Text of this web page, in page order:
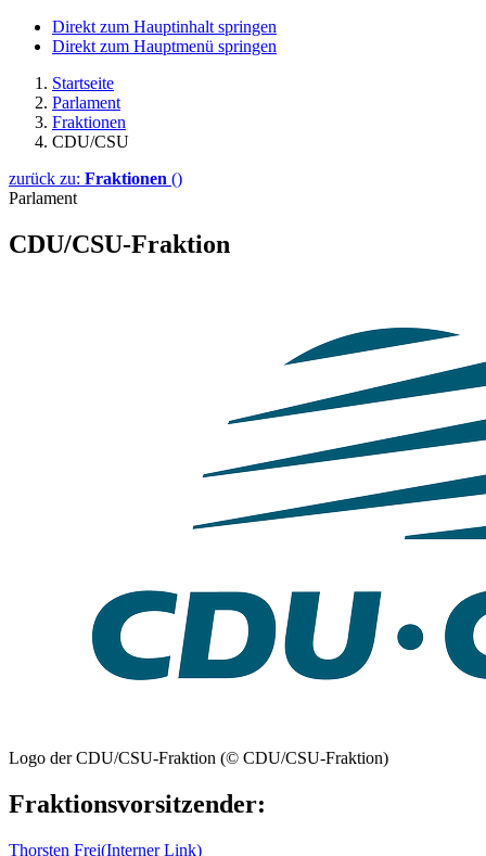
Direkt zum Hauptinhalt springen
Direkt zum Hauptmenü springen
Startseite
Parlament
Fraktionen
CDU/CSU
zurück zu: Fraktionen ()
Parlament
CDU/CSU-Fraktion
Logo der CDU/CSU-Fraktion (© CDU/CSU-Fraktion)
Fraktionsvorsitzender:
Thorsten Frei(Interner Link)